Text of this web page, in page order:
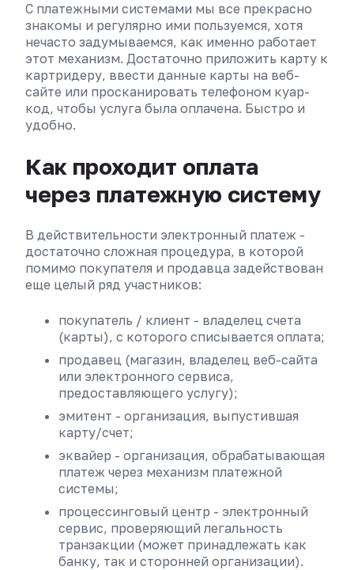
С платежными системами мы все прекрасно
знакомы и регулярно ими пользуемся, хотя
нечасто задумываемся, как именно работает
этот механизм. Достаточно приложить карту к
картридеру, ввести данные карты на веб-
сайте или просканировать телефоном куар-
код, чтобы услуга была оплачена. Быстро и
удобно.
Как проходит оплата
через платежную систему
В действительности электронный платеж -
достаточно сложная процедура, в которой
помимо покупателя и продавца задействован
еще целый ряд участников:
покупатель / клиент - владелец счета
(карты), с которого списывается оплата;
продавец (магазин, владелец веб-сайта
или электронного сервиса,
предоставляющего услугу);
эмитент - организация, выпустившая
карту/счет;
эквайер - организация, обрабатывающая
платеж через механизм платежной
системы;
процессинговый центр - электронный
сервис, проверяющий легальность
транзакции (может принадлежать как
банку, так и сторонней организации).